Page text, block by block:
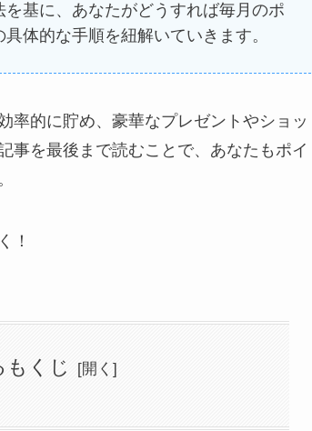
基に、あなたがどうすれば毎月のポ
体的な手順を紐解いていきます。
率的に貯め、豪華なプレゼントやショッ
事を最後まで読むことで、あなたもポイ
！
もくじ